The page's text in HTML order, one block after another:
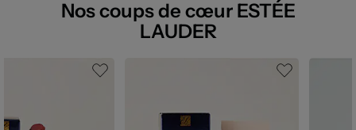
Nos coups de cœur ESTÉE
LAUDER